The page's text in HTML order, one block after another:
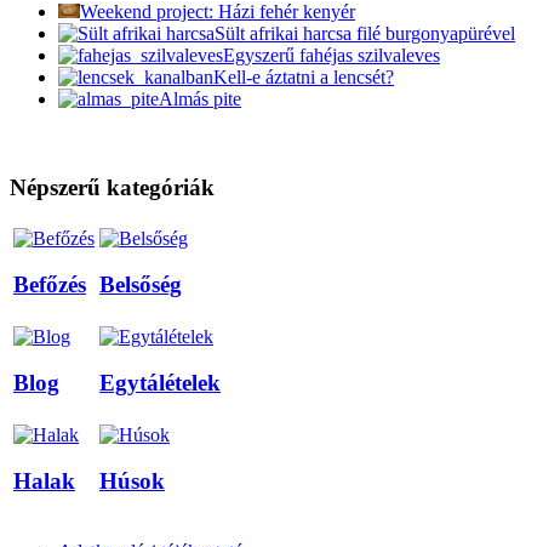
Weekend project: Házi fehér kenyér
Sült afrikai harcsa filé burgonyapürével
Egyszerű fahéjas szilvaleves
Kell-e áztatni a lencsét?
Almás pite
Népszerű kategóriák
Befőzés Belsőség
Blog Egytálételek
Halak Húsok